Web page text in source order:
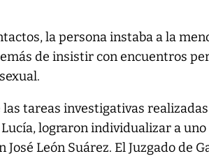
la persona instaba a la
de insistir con encuentros
tareas investigativas
Lucía, lograron individualizar a
José León Suárez. El Juzgado de